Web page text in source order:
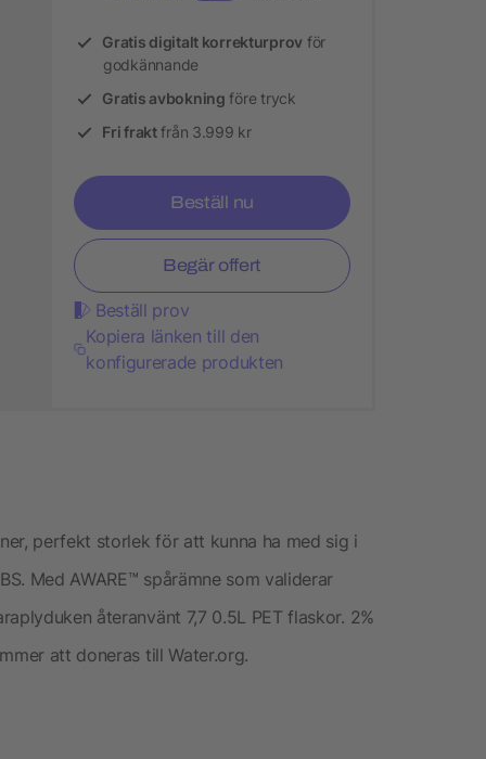
Gratis digitalt korrekturprov för
godkännande
Gratis avbokning före tryck
Fri fraktfrån 3.999 kr
Beställ nu
Begär offert
Beställ prov
Kopiera länken till den
konfigurerade produkten
perfekt storlek för att kunna ha med sig i
Med AWARE™ spårämne som validerar
återanvänt 7,7 0.5L PET flaskor. 2%
att doneras till Water.org.